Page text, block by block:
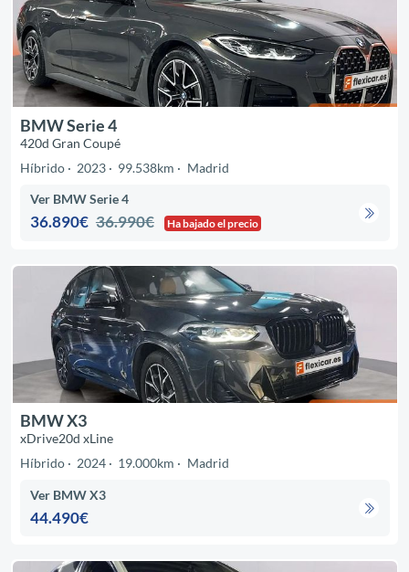
BMW Serie 4
420d Gran Coupé
Híbrido
2023 99.538km Madrid
Ver BMW Serie 4
36.890€ 36.990€ Ha bajado el precio
BMW X3
xDrive20d xLine
Híbrido
2024 19.000km Madrid
Ver BMW X3
44.490€